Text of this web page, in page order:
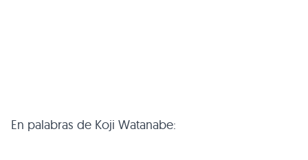
En palabras de Koji Watanabe: